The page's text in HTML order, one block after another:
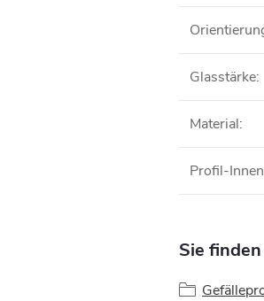
Glasstärke:
Material:
Profil-
Sie